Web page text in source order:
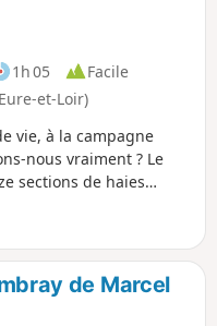
1h 05
Facile
et-Loir)
vie, à la campagne
nous vraiment ? Le
sections de haies
pédagogiques ont été
visualiser et
rencontrées.de Marcel